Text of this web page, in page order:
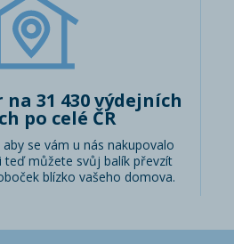
31 430 výdejních
po celé ČR
se vám u nás nakupovalo
teď můžete svůj balík převzít
blízko vašeho domova.